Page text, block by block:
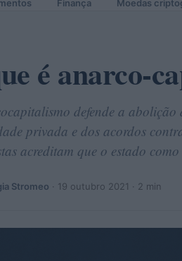
Finança Moedas
é anarco-
defende a
privada e dos acordos
acreditam que o estado
Stromeo · 19 outubro 2021 · 2 min